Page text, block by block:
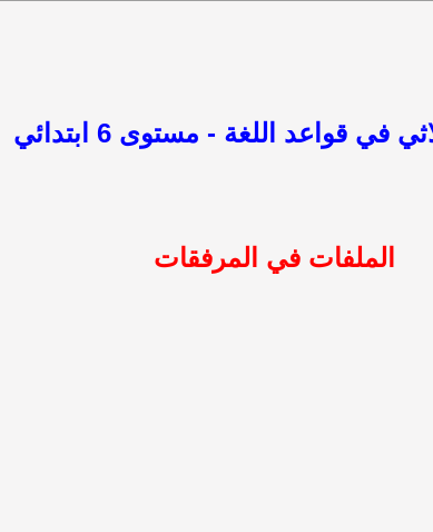
في قواعد اللغة - مستوى 6 ابتدائي
الملفات في المرفقات